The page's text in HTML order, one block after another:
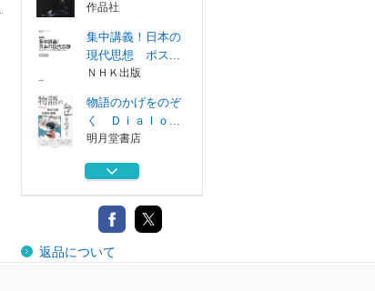
作品社
集中講義！日本の
現代思想 ポス...
ＮＨＫ出版
物語のかげをのぞ
く Ｄｉａｌｏ...
明月堂書店
悪の法哲学 神的
作品社
ネットリンチが当
たり前の社会は...
返品について